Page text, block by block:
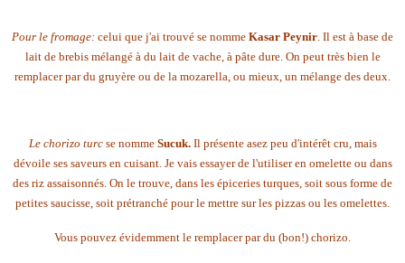
Pour le fromage: celui que j'ai trouvé se nomme Kasar Peynir . Il est à base de
lait de brebis mélangé à du lait de vache, à pâte dure. On peut très bien le
remplacer par du gruyère ou de la mozarella, ou mieux, un mélange des deux.
Le chorizo turcse nomme Sucuk.Il présente asez peu d'intérêt cru, mais
dévoile ses saveurs en cuisant. Je vais essayer de l'utiliser en omelette ou dans
des riz assaisonnés. On le trouve, dans les épiceries turques, soit sous forme de
petites saucisse, soit prétranché pour le mettre sur les pizzas ou les omelettes.
Vous pouvez évidemment le remplacer par du (bon!) chorizo.